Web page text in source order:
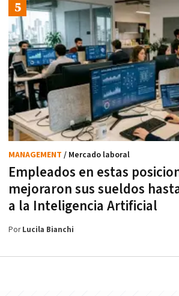
Empleados en estas
mejoraron sus sueldos
a la Inteligencia Artificial
MANAGEMENT / Mercado laboral
PorLucila Bianchi